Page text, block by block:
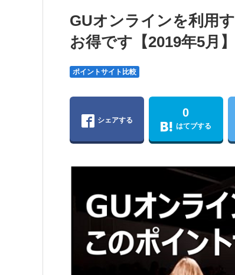
GUオンラインを利用
お得です【2019年5月】
ポイントサイト比較
シェアする
0
はてブする